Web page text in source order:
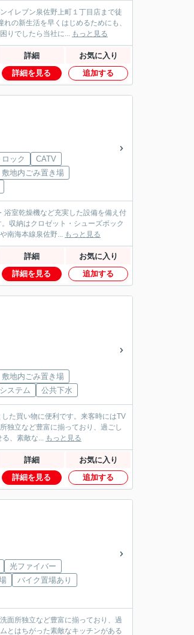
イレブン泉佐野上町１丁目店まで徒
の新生活を早くはじめるためにも、
りでしたら当社に... もっと見る
詳細 お気に入り
詳細を見る 追加する
ック
CATV
敷地内ごみ置き場
浴室乾燥機など充実した設備を備え付
収納はクロゼット・シューズボック
南海本線泉佐野... もっと見る
詳細 お気に入り
詳細を見る 追加する
敷地内ごみ置き場
ステム
公共下水
た買い物に便利です。来客時にはTV
独立など豊富に揃っており、過ごし
、素敵な... もっと見る
詳細 お気に入り
詳細を見る 追加する
光ファイバー
バイク置場あり
面所独立など豊富に揃っており、過
とはちがった素敵なキッチンがある